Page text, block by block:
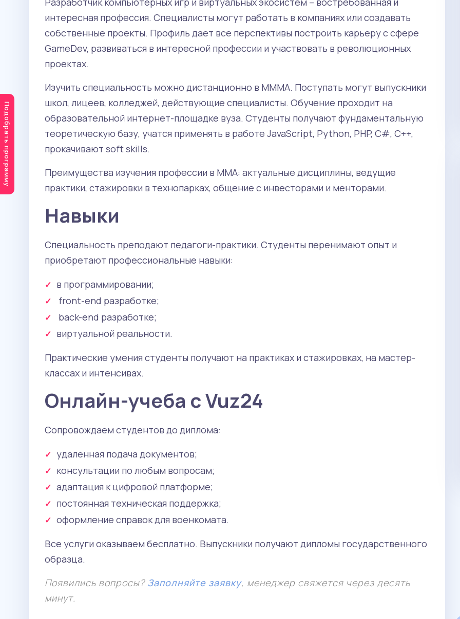
интересная профессия. Специалисты могут работать в компаниях или создавать
собственные проекты. Профиль дает все перспективы построить карьеру с сфере
GameDev, развиваться в интересной профессии и участвовать в революционных
проектах.
Изучить специальность можно дистанционно в МММА. Поступать могут выпускники
школ, лицеев, колледжей, действующие специалисты. Обучение проходит на
образовательной интернет-площадке вуза. Студенты получают фундаментальную
теоретическую базу, учатся применять в работе JavaScript, Python, PHP, C#, С++,
прокачивают soft skills.
Преимущества изучения профессии в ММА: актуальные дисциплины, ведущие
практики, стажировки в технопарках, общение с инвесторами и менторами.
Навыки
Специальность преподают педагоги-практики. Студенты перенимают опыт и
приобретают профессиональные навыки:
в программировании;
front-end разработке;
back-end разработке;
виртуальной реальности.
Практические умения студенты получают на практиках и стажировках, на мастер-
классах и интенсивах.
Онлайн-учеба с Vuz24
Сопровождаем студентов до диплома:
удаленная подача документов;
консультации по любым вопросам;
адаптация к цифровой платформе;
постоянная техническая поддержка;
оформление справок для военкомата.
Все услуги оказываем бесплатно. Выпускники получают дипломы государственного
образца.
Появились вопросы? Заполняйте заявку, менеджер свяжется через десять
минут.
Подобрать программу